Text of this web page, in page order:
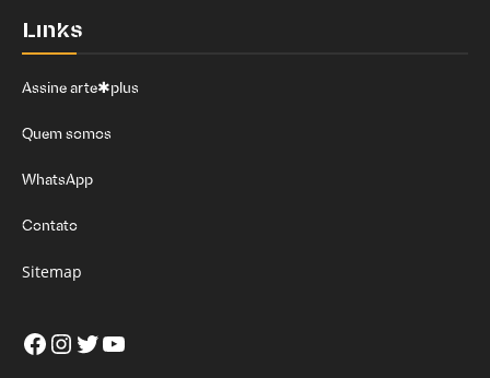
Links
Assine arte✱plus
Quem somos
WhatsApp
Contato
Sitemap
Facebook
Instagram
Twitter
Youtube